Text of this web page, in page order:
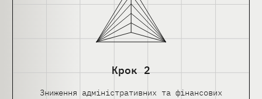
Крок 2
Зниження адміністративних та фінансових